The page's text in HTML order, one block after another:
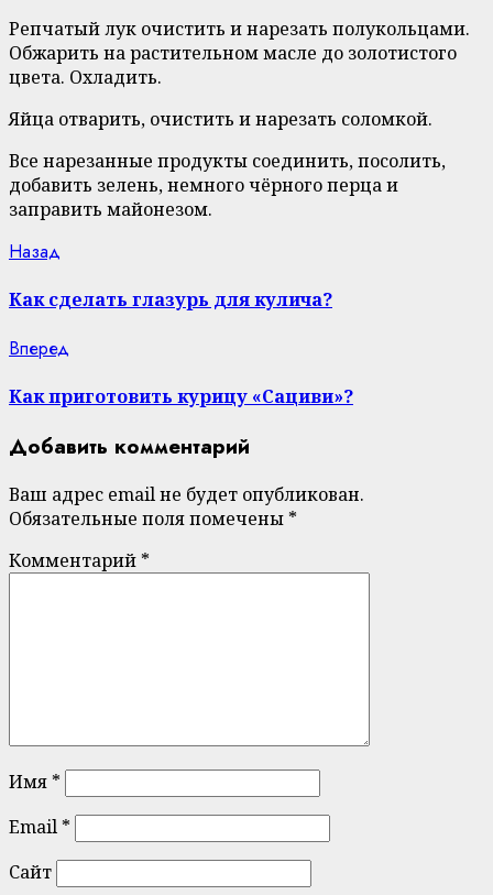
Репчатый лук очистить и нарезать полукольцами.
Обжарить на растительном масле до золотистого
цвета. Охладить.
Яйца отварить, очистить и нарезать соломкой.
Все нарезанные продукты соединить, посолить,
добавить зелень, немного чёрного перца и
заправить майонезом.
Continue
Reading
Назад
Как сделать глазурь для кулича?
Вперед
Как приготовить курицу «Сациви»?
Добавить комментарий
Ваш адрес email не будет опубликован.
Обязательные поля помечены *
Комментарий *
Имя *
Email *
Сайт